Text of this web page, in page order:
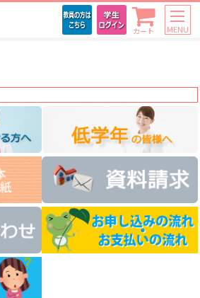
カート MENU